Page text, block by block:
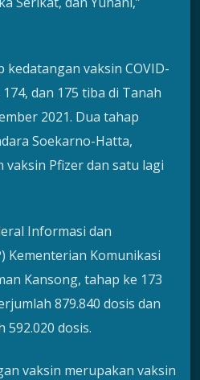
kedatangan vaksin COVID-
dan 175 tiba di Tanah
2021. Dua tahap
Soekarno-Hatta,
Pfizer dan satu lagi
Informasi dan
Kementerian Komunikasi
Kansong, tahap ke 173
879.840 dosis dan
dosis.
vaksin merupakan vaksin